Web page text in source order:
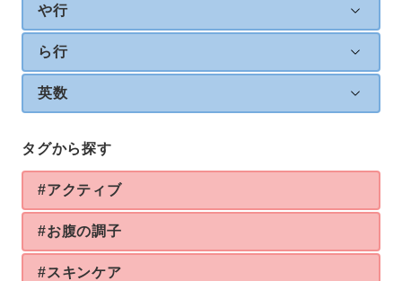
や行
ら行
英数
タグから探す
#アクティブ
#お腹の調子
#スキンケア